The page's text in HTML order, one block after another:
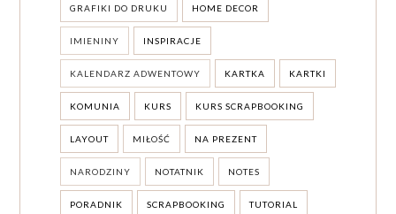
GRAFIKI DO DRUKU HOME DECOR
IMIENINY INSPIRACJE
KALENDARZ ADWENTOWY KARTKA KARTKI
KOMUNIA KURS KURS SCRAPBOOKING
LAYOUT MIŁOŚĆ NA PREZENT
NARODZINY NOTATNIK NOTES
PORADNIK SCRAPBOOKING TUTORIAL